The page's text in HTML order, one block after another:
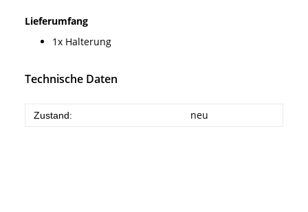
Lieferumfang
1x Halterung
Technische Daten
Zustand: neu